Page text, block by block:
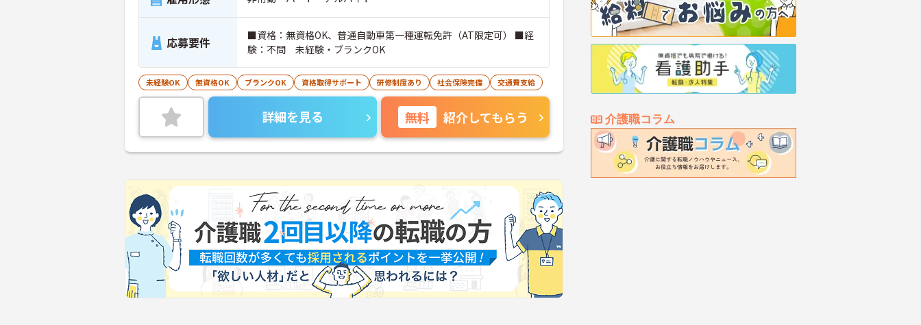
介護職コラム
応募要件
■資格：無資格OK、普通自動車第一種運転免許（AT限定可） ■経
験：不問 未経験・ブランクOK
未経験OK 無資格OK ブランクOK 資格取得サポート 研修制度あり 社会保険完備 交通費支給
詳細を見る 無料 紹介してもらう